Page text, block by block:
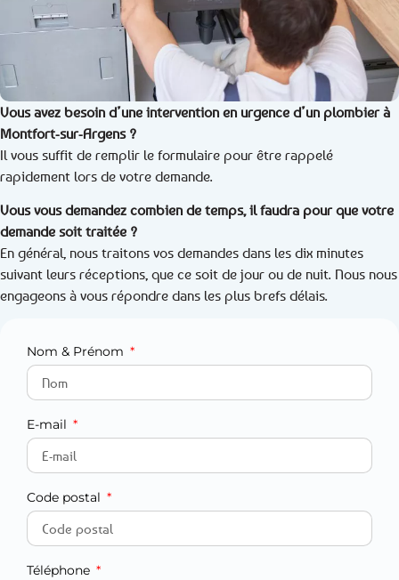
Vous avez besoin d’une intervention en urgence d’un plombier à
Montfort-sur-Argens ?
Il vous suffit de remplir le formulaire pour être rappelé
rapidement lors de votre demande.
Vous vous demandez combien de temps, il faudra pour que votre
demande soit traitée ?
En général, nous traitons vos demandes dans les dix minutes
suivant leurs réceptions, que ce soit de jour ou de nuit. Nous nous
engageons à vous répondre dans les plus brefs délais.
Nom & Prénom
E-mail
Code postal
Téléphone